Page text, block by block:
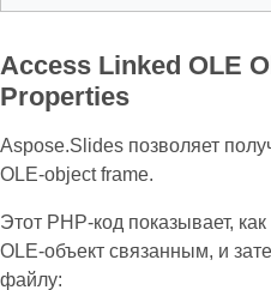
Access Linked OLE
Properties
Aspose.Slides позволяет
OLE‑object frame.
Этот PHP‑код показывает,
OLE‑объект связанным, и
файлу: